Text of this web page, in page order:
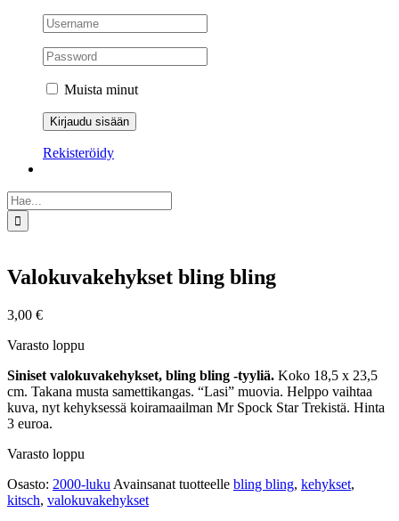
Muista minut
Rekisteröidy
Etsi
...
Valokuvakehykset bling bling
3,00 €
Varasto loppu
Siniset valokuvakehykset, bling bling -tyyliä. Koko 18,5 x 23,5
cm. Takana musta samettikangas. “Lasi” muovia. Helppo vaihtaa
kuva, nyt kehyksessä koiramaailman Mr Spock Star Trekistä. Hinta
3 euroa.
Varasto loppu
Osasto: 2000-luku Avainsanat tuotteelle bling bling, kehykset,
kitsch, valokuvakehykset